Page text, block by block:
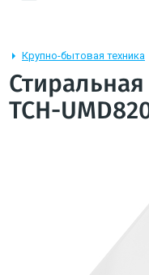
Крупно-бытовая техника
TCH-